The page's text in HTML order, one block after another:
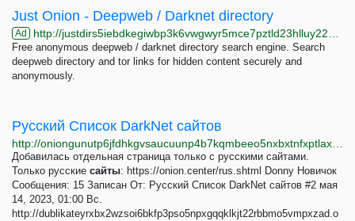
Just Onion - Deepweb / Darknet directory
Ad http://justdirs5iebdkegiwbp3k6vwgwyr5mce7pztld23hlluy22ox4r3iad.onion
Free anonymous deepweb / darknet directory search engine. Search
deepweb directory and tor links for hidden content securely and
anonymously.
Русский Список DarkNet сайтов
Добавилась отдельная страница только с русскими сайтами.
Только русские сайты: https://onion.center/rus.shtml Donny Новичок
Сообщения: 15 Записан От: Русский Список DarkNet сайтов #2 мая
14, 2023, 01:00 Вс.
http://dublikateyrxbx2wzsoi6bkfp3pso5npxgqqklkjt22rbbmo5vmpxzad.o